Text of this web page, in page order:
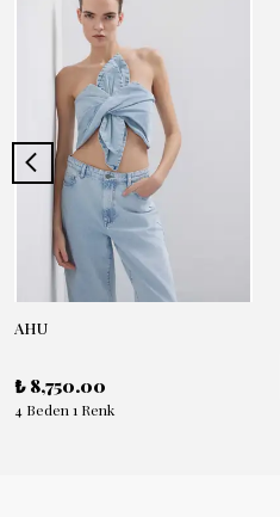
AHU
₺ 8,750.00
4 Beden 1 Renk